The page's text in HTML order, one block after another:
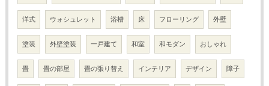
洋式 ウォシュレット 浴槽 床 フローリング 外壁
塗装 外壁塗装 一戸建て 和室 和モダン おしゃれ
畳 畳の部屋 畳の張り替え インテリア デザイン 障子